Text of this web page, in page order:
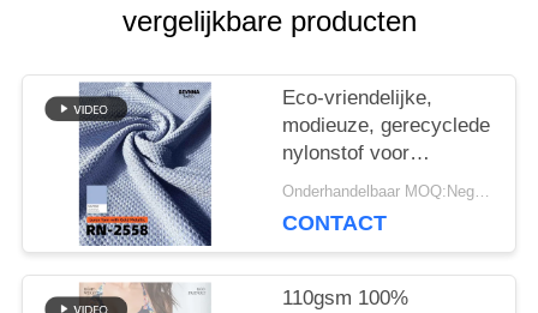
POLICY
vergelijkbare producten
Eco-vriendelijke,
modieuze, gerecyclede
nylonstof voor
duurzame kleding
Onderhandelbaar MOQ:Negotiable
CONTACT
110gsm 100%